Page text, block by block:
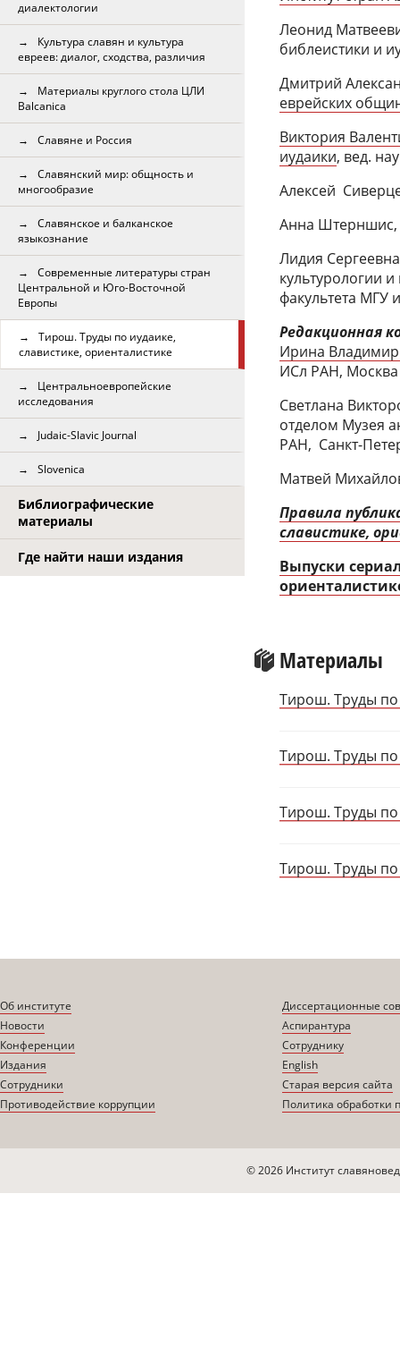
диалектологии
Культура славян и культура
евреев: диалог, сходства, различия
Материалы круглого стола ЦЛИ
Balcanica
Славяне и Россия
Славянский мир: общность и
многообразие
Славянское и балканское
языкознание
Современные литературы стран
Центральной и Юго-Восточной
Европы
Тирош. Труды по иудаике,
славистике, ориенталистике
Центральноевропейские
исследования
Judaic-Slavic Journal
Slovenica
Библиографические
материалы
Где найти наши издания
Леонид
библеистики и
Дмитрий
еврейских
Виктория
иудаики, вед.
Алексей
Анна Штерншис,
Лидия
культурологии
факультета
Редакционная
Ирина
ИСл РАН, Москва
Светлана
отделом Музея
РАН, Санкт-
Матвей
Правила
славистике,
Выпуски
Материалы
Тирош. Труды по
Тирош. Труды по
Тирош. Труды по
Тирош. Труды по
Об институте
Новости
Конференции
Издания
Сотрудники
Противодействие коррупции
Диссертационные
Аспирантура
Сотруднику
English
Старая версия сайта
Политика обработки
© 2026 Институт